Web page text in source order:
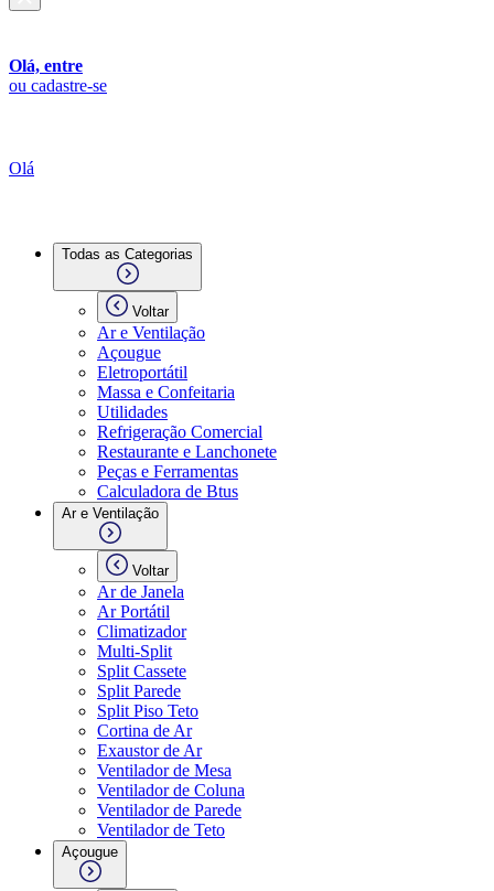
Olá, entre
ou cadastre-se
Olá
Todas as Categorias
Voltar
Ar e Ventilação
Açougue
Eletroportátil
Massa e Confeitaria
Utilidades
Refrigeração Comercial
Restaurante e Lanchonete
Peças e Ferramentas
Calculadora de Btus
Ar e Ventilação
Voltar
Ar de Janela
Ar Portátil
Climatizador
Multi-Split
Split Cassete
Split Parede
Split Piso Teto
Cortina de Ar
Exaustor de Ar
Ventilador de Mesa
Ventilador de Coluna
Ventilador de Parede
Ventilador de Teto
Açougue